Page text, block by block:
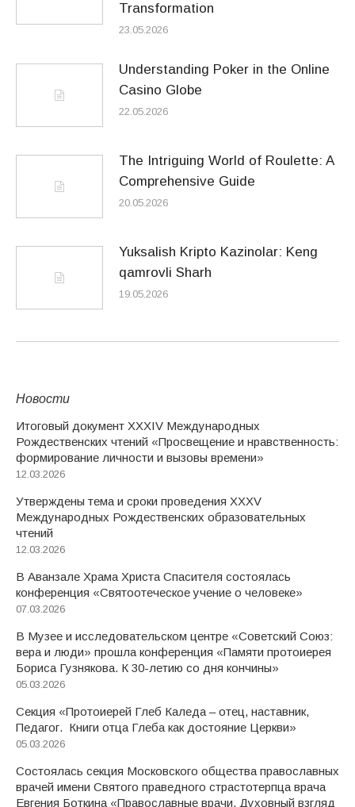
Transformation
23.05.2026
Understanding Poker in the Online
Casino Globe
22.05.2026
The Intriguing World of Roulette: A
Comprehensive Guide
20.05.2026
Yuksalish Kripto Kazinolar: Keng
qamrovli Sharh
19.05.2026
Новости
Итоговый документ XXХIV Международных
Рождественских чтений «Просвещение и нравственность:
формирование личности и вызовы времени»
12.03.2026
Утверждены тема и сроки проведения XXXV
Международных Рождественских образовательных
чтений
12.03.2026
В Аванзале Храма Христа Спасителя состоялась
конференция «Святоотеческое учение о человеке»
07.03.2026
В Музее и исследовательском центре «Советский Союз:
вера и люди» прошла конференция «Памяти протоиерея
Бориса Гузнякова. К 30-летию со дня кончины»
05.03.2026
Секция «Протоиерей Глеб Каледа – отец, наставник,
Педагог. Книги отца Глеба как достояние Церкви»
05.03.2026
Состоялась секция Московского общества православных
врачей имени Святого праведного страстотерпца врача
Евгения Боткина «Православные врачи. Духовный взгляд